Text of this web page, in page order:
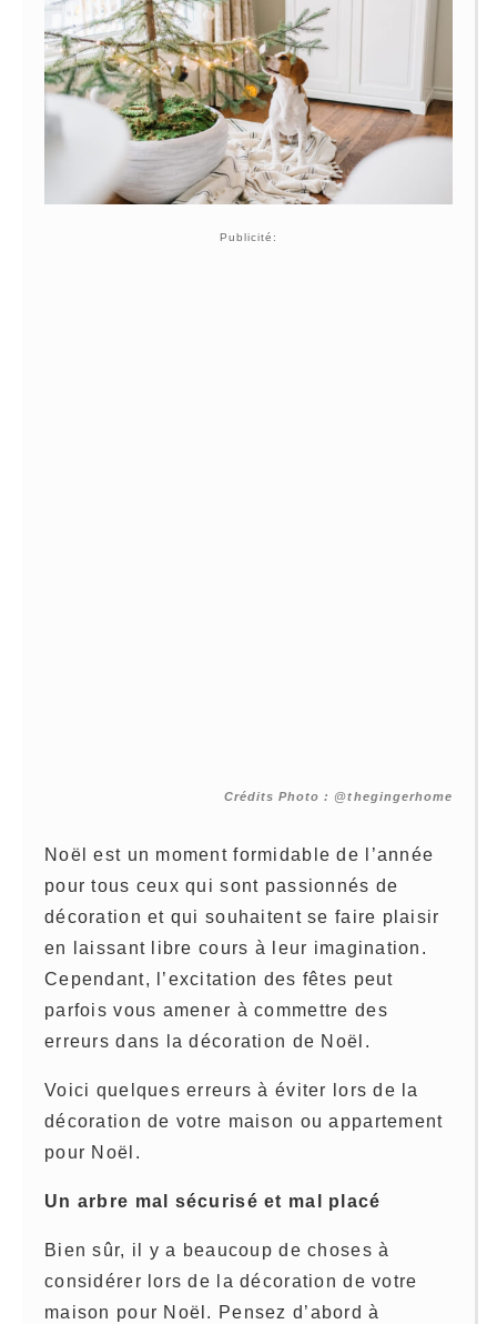
Publicité:
Crédits Photo : @thegingerhome
Noël est un moment formidable de l’année
pour tous ceux qui sont passionnés de
décoration et qui souhaitent se faire plaisir
en laissant libre cours à leur imagination.
Cependant, l’excitation des fêtes peut
parfois vous amener à commettre des
erreurs dans la décoration de Noël.
Voici quelques erreurs à éviter lors de la
décoration de votre maison ou appartement
pour Noël.
Un arbre mal sécurisé et mal placé
Bien sûr, il y a beaucoup de choses à
considérer lors de la décoration de votre
maison pour Noël. Pensez d’abord à